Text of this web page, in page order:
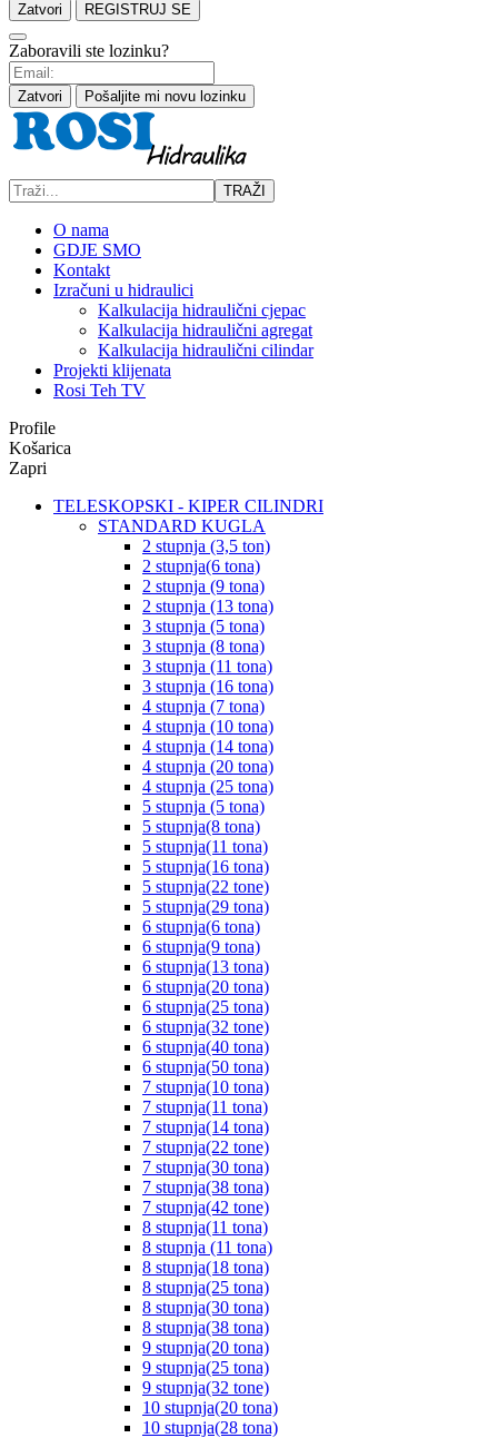
Zatvori REGISTRUJ SE
Zaboravili ste lozinku?
Zatvori Pošaljite mi novu lozinku
TRAŽI
O nama
GDJE SMO
Kontakt
Izračuni u hidraulici
Kalkulacija hidraulični cjepac
Kalkulacija hidraulični agregat
Kalkulacija hidraulični cilindar
Projekti klijenata
Rosi Teh TV
Profile
Košarica
Zapri
TELESKOPSKI - KIPER CILINDRI
STANDARD KUGLA
2 stupnja (3,5 ton)
2 stupnja(6 tona)
2 stupnja (9 tona)
2 stupnja (13 tona)
3 stupnja (5 tona)
3 stupnja (8 tona)
3 stupnja (11 tona)
3 stupnja (16 tona)
4 stupnja (7 tona)
4 stupnja (10 tona)
4 stupnja (14 tona)
4 stupnja (20 tona)
4 stupnja (25 tona)
5 stupnja (5 tona)
5 stupnja(8 tona)
5 stupnja(11 tona)
5 stupnja(16 tona)
5 stupnja(22 tone)
5 stupnja(29 tona)
6 stupnja(6 tona)
6 stupnja(9 tona)
6 stupnja(13 tona)
6 stupnja(20 tona)
6 stupnja(25 tona)
6 stupnja(32 tone)
6 stupnja(40 tona)
6 stupnja(50 tona)
7 stupnja(10 tona)
7 stupnja(11 tona)
7 stupnja(14 tona)
7 stupnja(22 tone)
7 stupnja(30 tona)
7 stupnja(38 tona)
7 stupnja(42 tone)
8 stupnja(11 tona)
8 stupnja (11 tona)
8 stupnja(18 tona)
8 stupnja(25 tona)
8 stupnja(30 tona)
8 stupnja(38 tona)
9 stupnja(20 tona)
9 stupnja(25 tona)
9 stupnja(32 tone)
10 stupnja(20 tona)
10 stupnja(28 tona)